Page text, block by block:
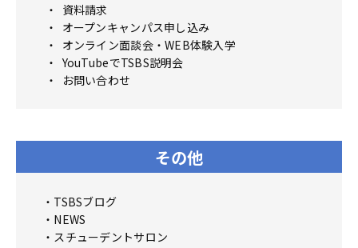
資料請求
オープンキャンパス申し込み
オンライン面談会・WEB体験入学
YouTubeでTSBS説明会
お問い合わせ
その他
TSBSブログ
NEWS
スチューデントサロン